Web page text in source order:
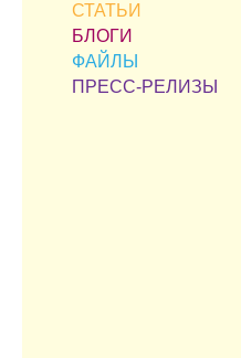
СТАТЬИ
БЛОГИ
ФАЙЛЫ
ПРЕСС-РЕЛИЗЫ